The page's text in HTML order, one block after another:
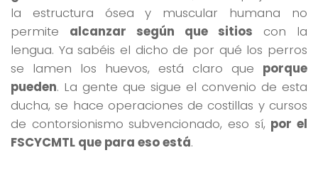
la estructura ósea y muscular humana no
permite alcanzar según que sitios con la
lengua. Ya sabéis el dicho de por qué los perros
se lamen los huevos, está claro que porque
pueden. La gente que sigue el convenio de esta
ducha, se hace operaciones de costillas y cursos
de contorsionismo subvencionado, eso sí, por el
FSCYCMTL que para eso está.